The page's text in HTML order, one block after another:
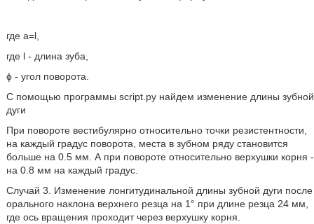
где а=l,
где l - длина зуба,
ϕ - угол поворота.
С помощью программы script.py найдем изменение длины зубной
дуги
При повороте вестибулярно относительно точки резистентности,
на каждый градус поворота, места в зубном ряду становится
больше на 0.5 мм. А при повороте относительно верхушки корня -
на 0.8 мм на каждый градус.
Случай 3. Изменение лонгитудинальной длины зубной дуги после
орального наклона верхнего резца на 1° при длине резца 24 мм,
где ось вращения проходит через верхушку корня.